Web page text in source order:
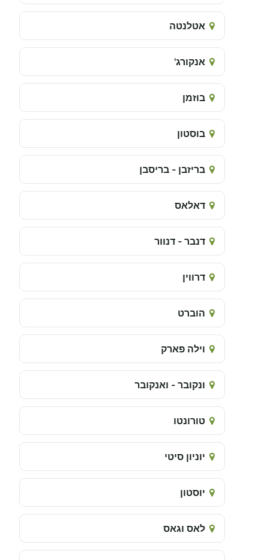
אטלנטה
אנקורג'
בוזמן
בוסטון
בריזבן - בריסבן
דאלאס
דנבר - דנוור
דרווין
הוברט
וילה פארק
ונקובר - ואנקובר
טורונטו
יוניון סיטי
יוסטון
לאס וגאס